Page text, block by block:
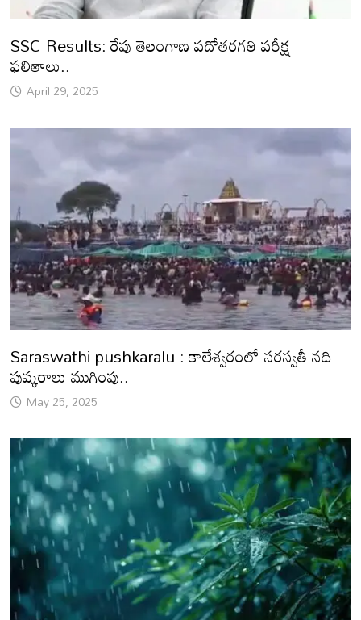
SSC Results: రేపు తెలంగాణ పదోతరగతి పరీక్ష
ఫలితాలు..
April 29, 2025
Saraswathi pushkaralu : కాలేశ్వరంలో సరస్వతీ నది
పుష్కరాలు ముగింపు..
May 25, 2025